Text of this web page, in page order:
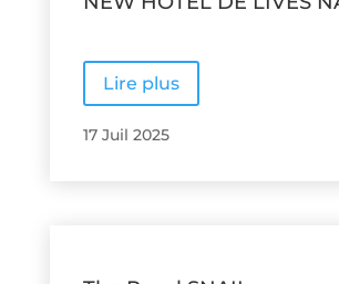
Lire plus
17 Juil 2025